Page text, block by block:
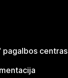
pagalbos centras